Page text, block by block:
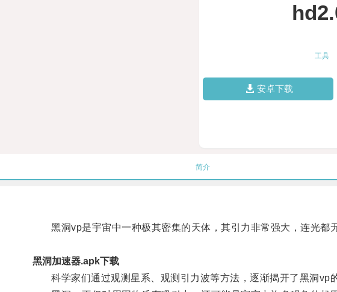
工具
安卓下载
简介
黑洞vp是宇宙中一种极其密集的天体，其引力非常强大，连光都无
黑洞加速器.apk下载
科学家们通过观测星系、观测引力波等方法，逐渐揭开了黑洞vp的